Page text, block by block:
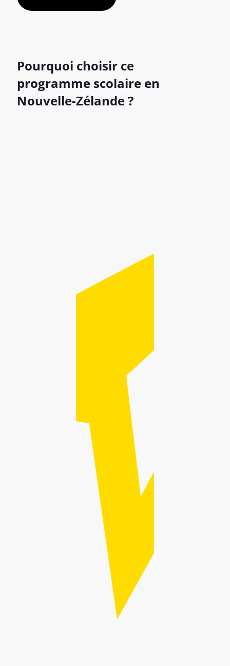
Pourquoi choisir ce
programme scolaire en
Nouvelle-Zélande ?